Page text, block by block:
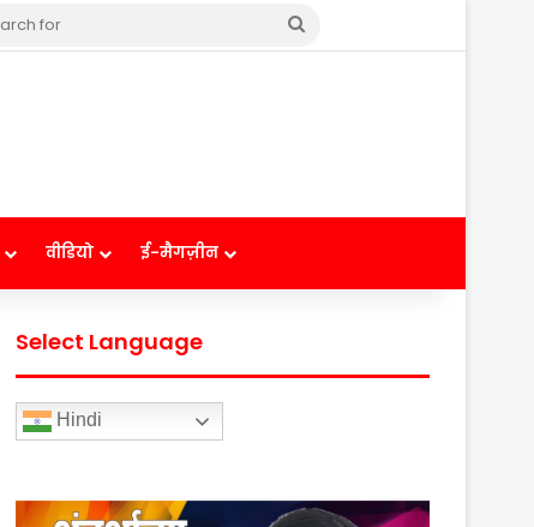
Search
वीडियो ई-मैगज़ीन
Select Language
Hindi